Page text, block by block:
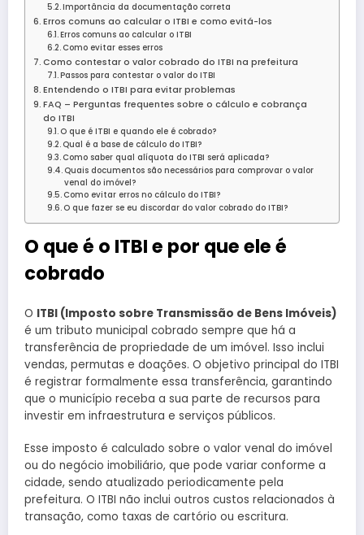
Importância da documentação correta
Erros comuns ao calcular o ITBI e como evitá-los
Erros comuns ao calcular o ITBI
Como evitar esses erros
Como contestar o valor cobrado do ITBI na prefeitura
Passos para contestar o valor do ITBI
Entendendo o ITBI para evitar problemas
FAQ – Perguntas frequentes sobre o cálculo e cobrança
do ITBI
O que é ITBI e quando ele é cobrado?
Qual é a base de cálculo do ITBI?
Como saber qual alíquota do ITBI será aplicada?
Quais documentos são necessários para comprovar o valor
venal do imóvel?
Como evitar erros no cálculo do ITBI?
O que fazer se eu discordar do valor cobrado do ITBI?
O que é o ITBI e por que ele é
cobrado
O ITBI (Imposto sobre Transmissão de Bens Imóveis)
é um tributo municipal cobrado sempre que há a
transferência de propriedade de um imóvel. Isso inclui
vendas, permutas e doações. O objetivo principal do ITBI
é registrar formalmente essa transferência, garantindo
que o município receba a sua parte de recursos para
investir em infraestrutura e serviços públicos.
Esse imposto é calculado sobre o valor venal do imóvel
ou do negócio imobiliário, que pode variar conforme a
cidade, sendo atualizado periodicamente pela
prefeitura. O ITBI não inclui outros custos relacionados à
transação, como taxas de cartório ou escritura.